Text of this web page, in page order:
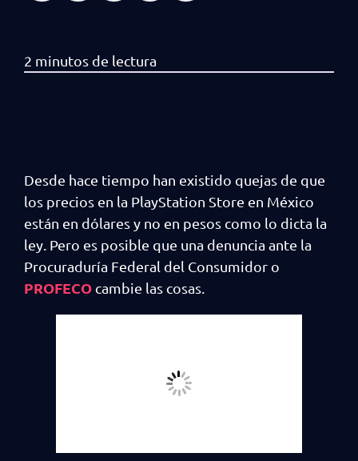
Desde hace tiempo han existido quejas de que
los precios en la PlayStation Store en México
están en dólares y no en pesos como lo dicta la
ley. Pero es posible que una denuncia ante la
Procuraduría Federal del Consumidor o
PROFECO cambie las cosas.